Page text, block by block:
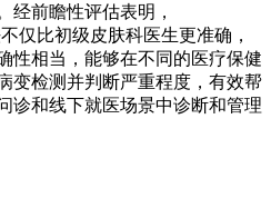
经前瞻性评估表明，
仅比初级皮肤科医生更准确，
性相当，能够在不同的医疗保健
变检测并判断严重程度，有效帮
诊和线下就医场景中诊断和管理